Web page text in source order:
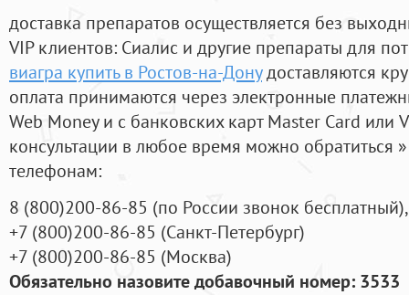
доставка препаратов осуществляется без
VIP клиентов: Сиалис и другие препараты для
виагра купить в Ростов-на-Донудоставляются
оплата принимаются через электронные
Web Money и с банковских карт Master Card или
консультации в любое время можно обратиться
телефонам:
8 (800)200-86-85 (по России звонок бесплатный),
+7 (800)200-86-85 (Санкт-Петербург)
+7 (800)200-86-85 (Москва)
Обязательно назовите добавочный номер: 3533